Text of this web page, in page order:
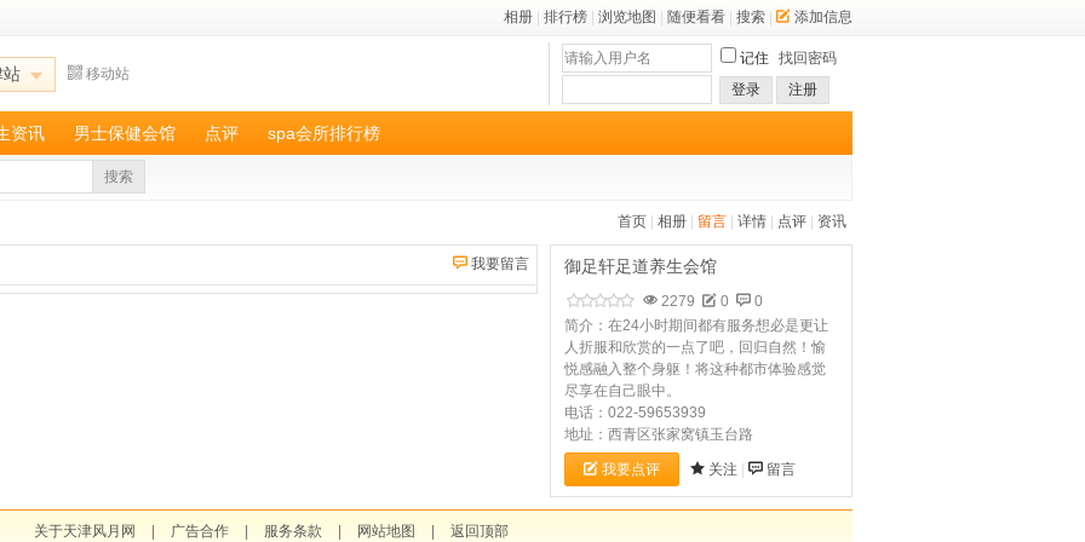
相册 排行榜 浏览地图 随便看看 搜索 添加信息
站 移动站
记住 找回密码
登录
注册
资讯 男士保健会馆 点评 spa会所排行榜
搜索
首页 相册 留言 详情 点评 资讯
我要留言 御足轩足道养生会馆
2279 0
0
简介：在24小时期间都有服务想必是更让
人折服和欣赏的一点了吧，回归自然！愉
悦感融入整个身躯！将这种都市体验感觉
尽享在自己眼中。
电话：022-59653939
地址：西青区张家窝镇玉台路
我要点评 关注 留言
关于天津风月网 广告合作 服务条款 网站地图 返回顶部